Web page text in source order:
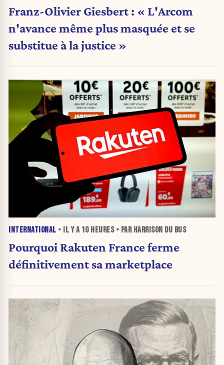
Franz-Olivier Giesbert : « L'Arcom
n'avance même plus masquée et se
substitue à la justice »
INTERNATIONAL • IL Y A 10 HEURES• PAR HARRISON DU BUS
Pourquoi Rakuten France ferme
définitivement sa marketplace